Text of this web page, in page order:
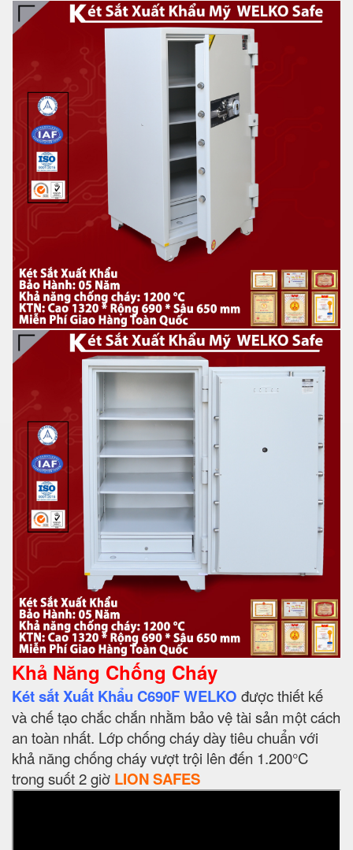
Khả Năng Chống Cháy
Két sắt Xuất Khẩu C690F WELKO được thiết kế
và chế tạo chắc chắn nhằm bảo vệ tài sản một cách
an toàn nhất. Lớp chống cháy dày tiêu chuẩn với
khả năng chống cháy vượt trội lên đến 1.200°C
trong suốt 2 giờ LION SAFES